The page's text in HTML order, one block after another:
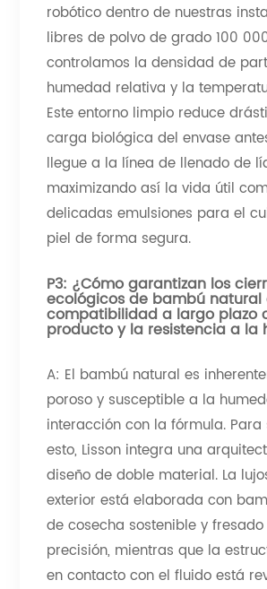
robótico dentro de nuestras
libres de polvo de grado 100
controlamos la densidad de
humedad relativa y la
Este entorno limpio reduce
carga biológica del envase
llegue a la línea de llenado de
maximizando así la vida útil
delicadas emulsiones para el
piel de forma segura.
P3: ¿Cómo garantizan los
ecológicos de bambú natural
compatibilidad a largo plazo
producto y la resistencia a la
A: El bambú natural es
poroso y susceptible a la
interacción con la fórmula. Para
esto, Lisson integra una
diseño de doble material. La
exterior está elaborada con
de cosecha sostenible y
precisión, mientras que la
en contacto con el fluido está